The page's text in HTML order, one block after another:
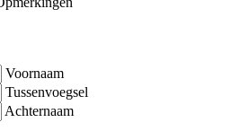
Voornaam
Tussenvoegsel
Achternaam